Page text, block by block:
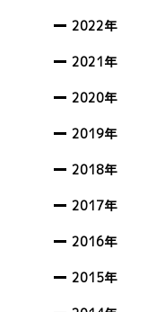
2022年
2021年
2020年
2019年
2018年
2017年
2016年
2015年